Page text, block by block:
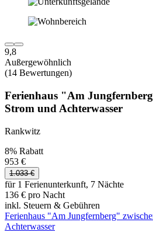
9,8
Außergewöhnlich
(14 Bewertungen)
Ferienhaus "Am
Strom und Achterwasser
Rankwitz
8% Rabatt
953 €
1.033 €
für 1 Ferienunterkunft, 7 Nächte
136 € pro Nacht
inkl. Steuern & Gebühren
Ferienhaus "Am Jungfernberg"
Achterwasser